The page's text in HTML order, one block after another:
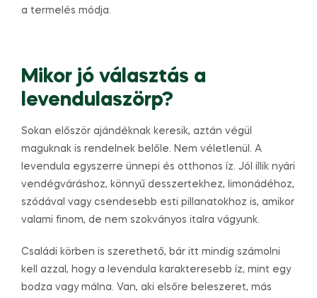
a termelés módja.
Mikor jó választás a
levendulaszörp?
Sokan először ajándéknak keresik, aztán végül
maguknak is rendelnek belőle. Nem véletlenül. A
levendula egyszerre ünnepi és otthonos íz. Jól illik nyári
vendégváráshoz, könnyű desszertekhez, limonádéhoz,
szódával vagy csendesebb esti pillanatokhoz is, amikor
valami finom, de nem szokványos italra vágyunk.
Családi körben is szerethető, bár itt mindig számolni
kell azzal, hogy a levendula karakteresebb íz, mint egy
bodza vagy málna. Van, aki elsőre beleszeret, más